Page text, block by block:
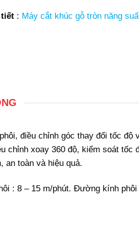
tiết : Máy cắt khúc gỗ tròn năng
điều chỉnh góc thay đổi tốc độ
chỉnh xoay 360 độ, kiểm soát tốc
an toàn và hiệu quả.
: 8 – 15 m/phút. Đường kính phôi